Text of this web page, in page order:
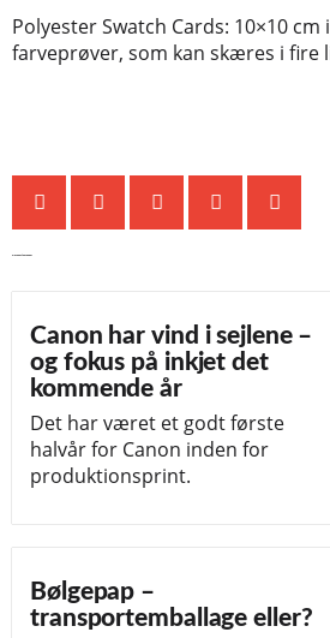
Polyester Swatch Cards: 10×10
farveprøver, som kan skæres i fire
Canon har vind i sejlene –
og fokus på inkjet det
kommende år
Det har været et godt første
halvår for Canon inden for
produktionsprint.
Bølgepap –
transportemballage eller?